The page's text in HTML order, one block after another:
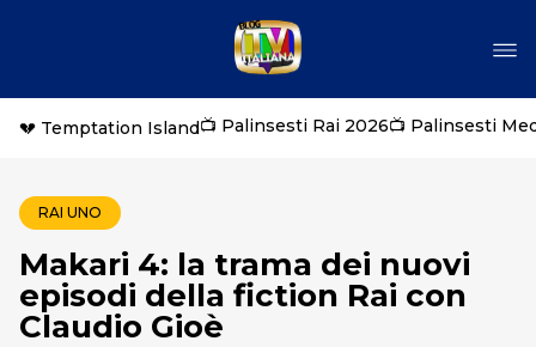
💔 Temptation Island📺 Palinsesti Rai 2026📺 Palinsesti
RAI UNO
Makari 4: la trama dei nuovi
episodi della fiction Rai con
Claudio Gioè